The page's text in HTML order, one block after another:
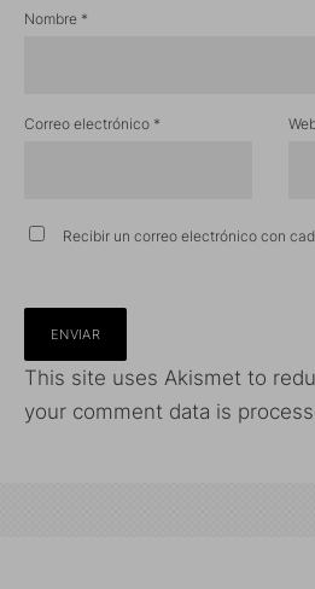
Nombre *
Correo electrónico *
Recibir un correo electrónico con
This site uses Akismet to
your comment data is